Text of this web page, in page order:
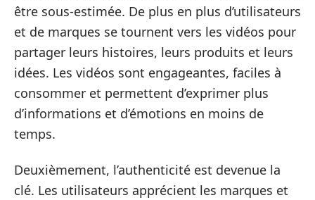
être sous-estimée. De plus en plus d’utilisateurs
et de marques se tournent vers les vidéos pour
partager leurs histoires, leurs produits et leurs
idées. Les vidéos sont engageantes, faciles à
consommer et permettent d’exprimer plus
d’informations et d’émotions en moins de
temps.
Deuxièmement, l’authenticité est devenue la
clé. Les utilisateurs apprécient les marques et